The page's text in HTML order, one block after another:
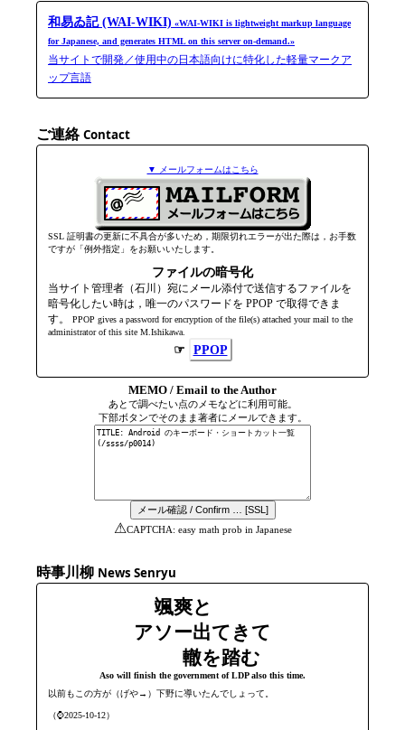
和易ゐ記 (WAI-WIKI) «WAI-WIKI is light­weight markup language
for Japanese, and generates HTML on this server on-​demand.»
当サイトで開発／使用中の日本語向けに特化した軽量マークア
ップ言語
ご連絡Contact
▼ メールフォームはこちら
SSL 証明書の更新に不具合が多いため，期限切れエラーが出た際は，お手数
ですが「例外指定」をお願いいたします。
ファイルの暗号化
当サイト管理者（石川）宛にメール添付で送信するファイルを
暗号化したい時は，唯一のパスワードを PPOP で取得できま
す。
PPOP gives a password for encryption of the file(s) attached your mail to the
admini­strator of this site M.Ishikawa.
☞ PPOP
MEMO / Email to the Author
あとで調べたい点のメモなどに利用可能。
下部ボタンでそのまま著者にメールできます。
⚠CAPTCHA: easy math prob in Japanese
時事川柳 News Senryu
颯爽と
アソー出てきて
轍を踏む
Aso will finish the government of LDP also this time.
以前もこの方が（げや→）下野に導いたんでしょって。
（⌚2025-10-12）